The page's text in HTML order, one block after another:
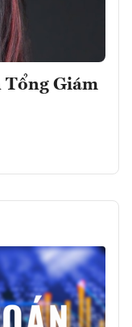
Tổng Giám